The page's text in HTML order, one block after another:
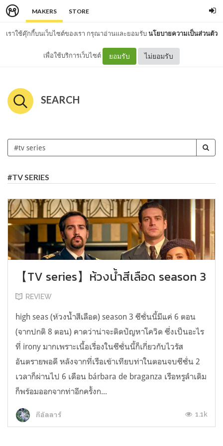
MAKERS STORE
เราใช้คุ๊กกี้บนเว็บไซต์ของเรา กรุณาอ่านและยอมรับนโยบายความเป็นส่วนตัว
เพื่อใช้บริการเว็บไซต์ ยอมรับ ไม่ยอมรับ
SEARCH
#TV SERIES
【TV series】ห้วงน้ำสีเลือด season 3
REVIEW
high seas (ห้วงน้ำสีเลือด) season 3 ซีซั่นนี้มีแค่ 6 ตอน
(จากปกติ 8 ตอน) คาดว่าน่าจะติดปัญหาโควิด ซึ่งเป็นอะไร
ที่ irony มากเพราะเนื้อเรื่องในซีซั่นนี้ก็เกี่ยวกับไวรัส
อันตรายพอดี หลังจากที่เรือเข้าเทียบท่าในตอนจบซีซั่น 2
เวลาก็ผ่านไป 6 เดือน bárbara de braganza เรือหรูลำเดิม
ก็พร้อมออกจากท่าอีกครั้งก...
กีอัลลาร์ 1.1k